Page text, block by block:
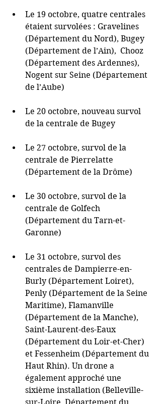
Le 19 octobre, quatre centrales
étaient survolées : Gravelines
(Département du Nord), Bugey
(Département de l’Ain),  Chooz
(Département des Ardennes),
Nogent sur Seine (Département
de l’Aube)
Le 20 octobre, nouveau survol
de la centrale de Bugey
Le 27 octobre, survol de la
centrale de Pierrelatte
(Département de la Drôme)
Le 30 octobre, survol de la
centrale de Golfech
(Département du Tarn-et-
Garonne)
Le 31 octobre, survol des
centrales de Dampierre-en-
Burly (Département Loiret),
Penly (Département de la Seine
Maritime), Flamanville
(Département de la Manche),
Saint-Laurent-des-Eaux
(Département du Loir-et-Cher)
et Fessenheim (Département du
Haut Rhin). Un drone a
également approché une
sixième installation (Belleville-